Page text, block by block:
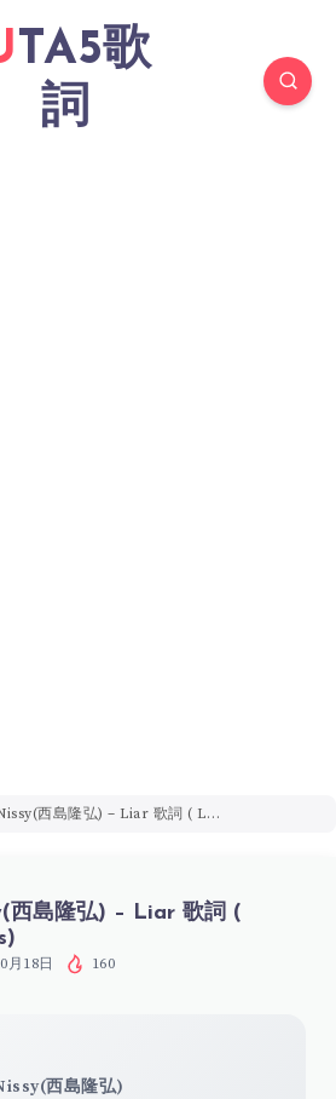
詞
Nissy(西島隆弘) – Liar 歌詞 ( Lyrics)
西島隆弘) – Liar 歌詞 (
月18日 160
西島隆弘)